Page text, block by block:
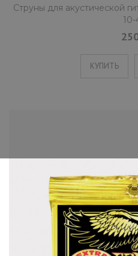
Струны для акустической
10-
КУПИТЬ